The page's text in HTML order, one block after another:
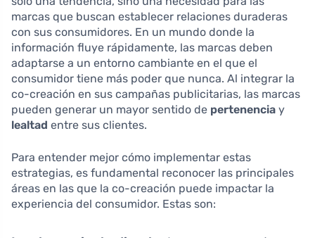
marcas que buscan establecer relaciones duraderas
con sus consumidores. En un mundo donde la
información fluye rápidamente, las marcas deben
adaptarse a un entorno cambiante en el que el
consumidor tiene más poder que nunca. Al integrar la
co-creación en sus campañas publicitarias, las marcas
pueden generar un mayor sentido de pertenencia y
lealtad entre sus clientes.
Para entender mejor cómo implementar estas
estrategias, es fundamental reconocer las principales
áreas en las que la co-creación puede impactar la
experiencia del consumidor. Estas son: